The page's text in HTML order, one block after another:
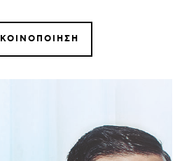
ΚΟΙΝΟΠΟΊΗΣΗ